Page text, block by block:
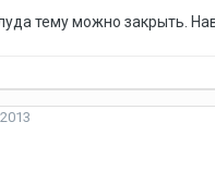
тему можно закрыть.